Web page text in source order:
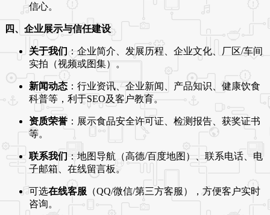
信心。
四、企业展示与信任建设
关于我们：企业简介、发展历程、企业文化、厂区/车间
实拍（视频或图集）。
新闻动态 ：行业资讯、企业新闻、产品知识、健康饮食
科普等，利于SEO及客户教育。
资质荣誉 ：展示食品安全许可证、检测报告、获奖证书
等。
联系我们：地图导航（高德/百度地图）、联系电话、电
子邮箱、在线留言板。
可选在线客服 （QQ/微信/第三方客服），方便客户实时
咨询。